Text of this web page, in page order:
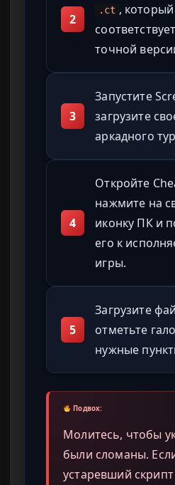
2
.ct ,
точной
3
Запустите
загрузите
аркадного
4
Откройте
нажмите на
иконку ПК и
его к
игры.
5
Загрузите
отметьте
нужные
Подвох:
Молитесь, чтобы
были сломаны.
устаревший